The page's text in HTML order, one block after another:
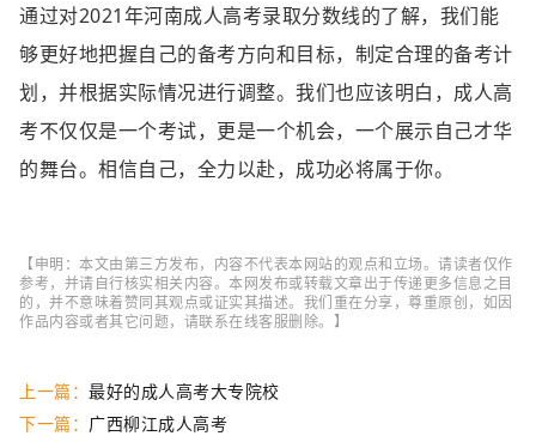
通过对2021年河南成人高考录取分数线的了解，我们能
够更好地把握自己的备考方向和目标，制定合理的备考计
划，并根据实际情况进行调整。我们也应该明白，成人高
考不仅仅是一个考试，更是一个机会，一个展示自己才华
的舞台。相信自己，全力以赴，成功必将属于你。
【申明：本文由第三方发布，内容不代表本网站的观点和立场。请读者仅作
参考，并请自行核实相关内容。本网发布或转载文章出于传递更多信息之目
的，并不意味着赞同其观点或证实其描述。我们重在分享，尊重原创，如因
作品内容或者其它问题，请联系在线客服删除。】
上一篇： 最好的成人高考大专院校
下一篇： 广西柳江成人高考